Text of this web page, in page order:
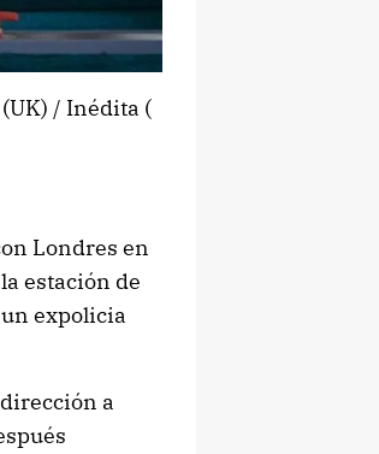
/ Inédita (
Londres en
estación de
expolicia
a